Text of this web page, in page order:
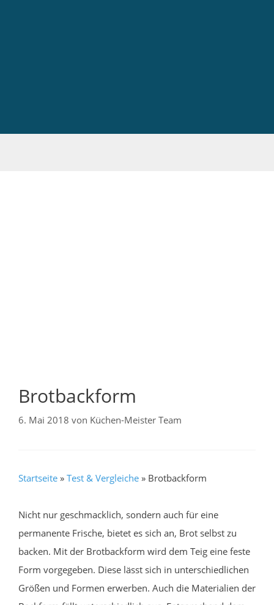
Brotbackform
6. Mai 2018 von Küchen-Meister Team
Startseite » Test & Vergleiche » Brotbackform
Nicht nur geschmacklich, sondern auch für eine
permanente Frische, bietet es sich an, Brot selbst zu
backen. Mit der Brotbackform wird dem Teig eine feste
Form vorgegeben. Diese lässt sich in unterschiedlichen
Größen und Formen erwerben. Auch die Materialien der